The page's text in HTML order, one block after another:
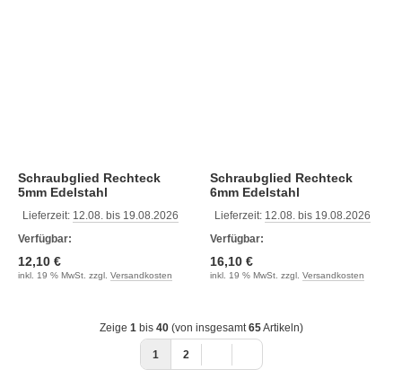
Schraubglied Rechteck
5mm Edelstahl
Lieferzeit: 12.08. bis 19.08.2026
Verfügbar:
12,10 €
inkl. 19 % MwSt. zzgl. Versandkosten
Schraubglied Rechteck
6mm Edelstahl
Lieferzeit: 12.08. bis 19.08.2026
Verfügbar:
16,10 €
inkl. 19 % MwSt. zzgl. Versandkosten
Zeige 1bis 40(von insgesamt65Artikeln)
1 2